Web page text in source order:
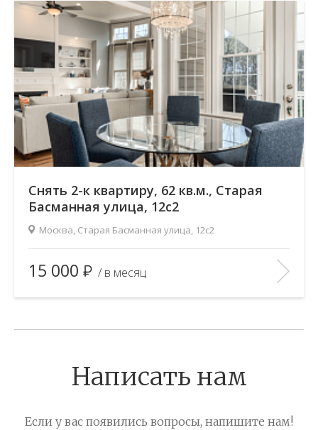
В ИЗБРАННОЕ
Снять 2-к квартиру, 62 кв.м., Старая
Басманная улица, 12с2
Москва, Старая Басманная улица, 12с2
Площадь(общ. /жил. /кухня), м2:
62/40/—
Количество комнат:
2
Этаж:
4/5
15 000 / в месяц
Написать нам
Если у вас появились вопросы, напишите нам!